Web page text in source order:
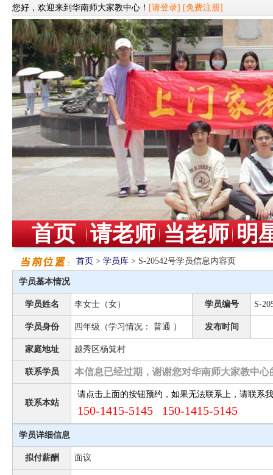
您好，欢迎来到华南师大家教中心！ [请登录] [免费注册]
首页 请老师 当老师 明
首页 > 学员库 > S-20542号学员信息内容页
学员基本情况
学员姓名 李女士（女） 学员编号 S-
学员身份 四年级（学习情况： 普通 ） 发布时间
家庭地址 越秀区杨箕村
联系学员 本信息已经过期，谢谢您对华南师大家教中心
联系本站
请点击上面的按钮预约，如果无法联系上，请联系
150-1415-5145 150-1415-5145
学员详细信息
拟付薪酬 面议